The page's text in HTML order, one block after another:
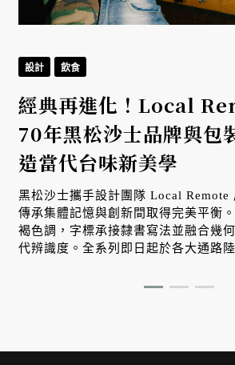
設計 飲食
經典再進化！Local
70年黑松沙士品牌與包
造當代台味新美學
黑松沙士攜手設計團隊 Local Remote
傳承集體記憶與創新間取得完美平衡
褐色調，字標承接隸書寫法並融合幾
代辨識度。全系列即日起於各大通路